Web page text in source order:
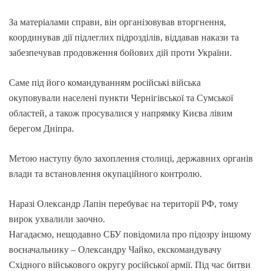
За матеріалами справи, він організовував вторгнення,
координував дії підлеглих підрозділів, віддавав накази та
забезпечував продовження бойових дій проти України.
Саме під його командуванням російські війська
окуповували населені пункти Чернігівської та Сумської
областей, а також просувалися у напрямку Києва лівим
берегом Дніпра.
Метою наступу було захоплення столиці, державних органів
влади та встановлення окупаційного контролю.
Наразі Олександр Лапін перебуває на території РФ, тому
вирок ухвалили заочно.
Нагадаємо, нещодавно СБУ повідомила про підозру іншому
воєначальнику – Олександру Чайко, екскомандувачу
Східного військового округу російської армії. Під час битви